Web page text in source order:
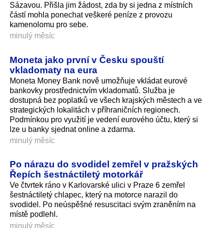
Sázavou. Přišla jim žádost, zda by si jedna z místních
částí mohla ponechat veškeré peníze z provozu
kamenolomu pro sebe.
minulý měsíc
Moneta jako první v Česku spouští
vkladomaty na eura
Moneta Money Bank nově umožňuje vkládat eurové
bankovky prostřednictvím vkladomatů. Služba je
dostupná bez poplatků ve všech krajských městech a ve
strategických lokalitách v příhraničních regionech.
Podmínkou pro využití je vedení eurového účtu, který si
lze u banky sjednat online a zdarma.
minulý měsíc
Po nárazu do svodidel zemřel v pražských
Řepích šestnáctiletý motorkář
Ve čtvrtek ráno v Karlovarské ulici v Praze 6 zemřel
šestnáctiletý chlapec, který na motorce narazil do
svodidel. Po neúspěšné resuscitaci svým zraněním na
místě podlehl.
minulý měsíc